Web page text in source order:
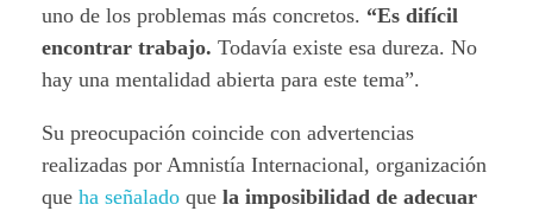
uno de los problemas más concretos. “Es difícil
encontrar trabajo. Todavía existe esa dureza. No
hay una mentalidad abierta para este tema”.
Su preocupación coincide con advertencias
realizadas por Amnistía Internacional, organización
que ha señalado que la imposibilidad de adecuar